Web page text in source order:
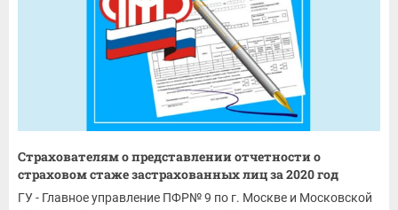
Страхователям о представлении отчетности о
страховом стаже застрахованных лиц за 2020 год
ГУ - Главное управление ПФР№ 9 по г. Москве и Московской